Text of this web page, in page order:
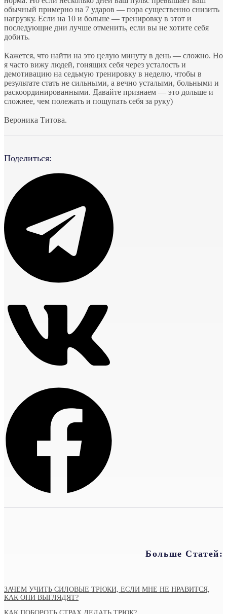
обычный примерно на 7 ударов — пора существенно снизить
нагрузку. Если на 10 и больше — тренировку в этот и
последующие дни лучше отменить, если вы не хотите себя
добить.
Кажется, что найти на это целую минуту в день — сложно. Но
я часто вижу людей, гонящих себя через усталость и
демотивацию на седьмую тренировку в неделю, чтобы в
результате стать не сильными, а вечно усталыми, больными и
раскоординированными. Давайте признаем — это дольше и
сложнее, чем полежать и пощупать себя за руку)
Вероника Титова.
Поделиться:
Больше Статей:
ЗАЧЕМ УЧИТЬ СИЛОВЫЕ ТРЮКИ, ЕСЛИ МНЕ НЕ НРАВИТСЯ,
КАК ОНИ ВЫГЛЯДЯТ?